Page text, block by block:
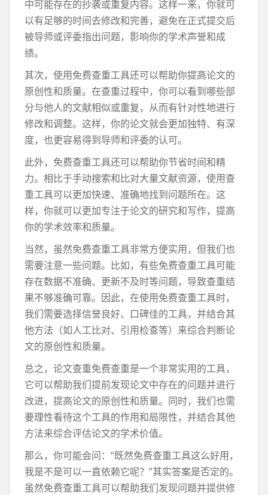
中可能存在的抄袭或重复内容。这样一来，你就可
以有足够的时间去修改和完善，避免在正式提交后
被导师或评委指出问题，影响你的学术声誉和成
绩。
其次，使用免费查重工具还可以帮助你提高论文的
原创性和质量。在查重过程中，你可以看到哪些部
分与他人的文献相似或重复，从而有针对性地进行
修改和调整。这样，你的论文就会更加独特、有深
度，也更容易得到导师和评委的认可。
此外，免费查重工具还可以帮助你节省时间和精
力。相比于手动搜索和比对大量文献资源，使用查
重工具可以更加快速、准确地找到问题所在。这
样，你就可以更加专注于论文的研究和写作，提高
你的学术效率和质量。
当然，虽然免费查重工具非常方便实用，但我们也
需要注意一些问题。比如，有些免费查重工具可能
存在数据不准确、更新不及时等问题，导致查重结
果不够准确可靠。因此，在使用免费查重工具时，
我们需要选择信誉良好、口碑佳的工具，并结合其
他方法（如人工比对、引用检查等）来综合判断论
文的原创性和质量。
总之，论文查重免费查重是一个非常实用的工具，
它可以帮助我们提前发现论文中存在的问题并进行
改进，提高论文的原创性和质量。同时，我们也需
要理性看待这个工具的作用和局限性，并结合其他
方法来综合评估论文的学术价值。
那么，你可能会问：“既然免费查重工具这么好用，
我是不是可以一直依赖它呢？”其实答案是否定的。
虽然免费查重工具可以帮助我们发现问题并提供修